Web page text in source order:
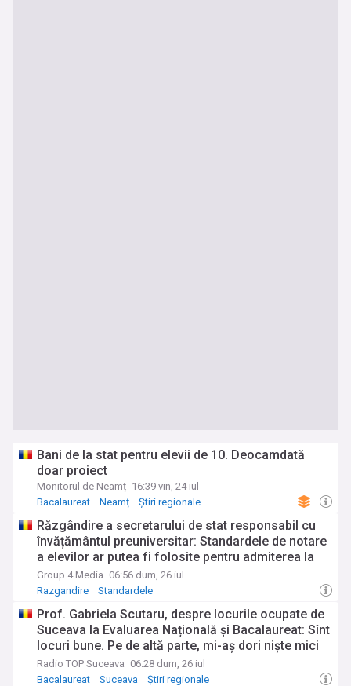
Bani de la stat pentru elevii de 10. Deocamdată
doar proiect
Monitorul de Neamț 16:39 vin, 24 iul
Bacalaureat
Neamț Știri regionale
Răzgândire a secretarului de stat responsabil cu
învățământul preuniversitar: Standardele de notare
a elevilor ar putea fi folosite pentru admiterea la
liceu alături de Evaluarea Națională, nu în locul ei
Group 4 Media 06:56 dum, 26 iul
Razgandire
Standardele
Prof. Gabriela Scutaru, despre locurile ocupate de
Suceava la Evaluarea Națională și Bacalaureat: Sînt
locuri bune. Pe de altă parte, mi-aș dori niște mici
schimbări ale acestor examene, care au devenit
mult prea standardizate
Radio TOP Suceava 06:28 dum, 26 iul
Bacalaureat
Suceava Știri regionale